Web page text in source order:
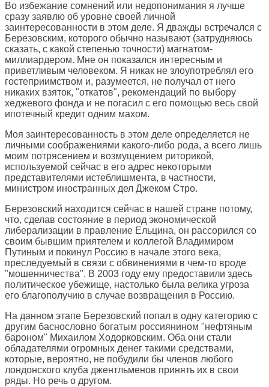
Во избежание сомнений или недопонимания я лучше
сразу заявлю об уровне своей личной
заинтересованности в этом деле. Я дважды встречался с
Березовским, которого обычно называют (затрудняюсь
сказать, с какой степенью точности) магнатом-
миллиардером. Мне он показался интересным и
приветливым человеком. Я никак не злоупотреблял его
гостеприимством и, разумеется, не получал от него
никаких взяток, "откатов", рекомендаций по выбору
хеджевого фонда и не погасил с его помощью весь свой
ипотечный кредит одним махом.
Моя заинтересованность в этом деле определяется не
личными соображениями какого-либо рода, а всего лишь
моим потрясением и возмущением риторикой,
используемой сейчас в его адрес некоторыми
представителями истеблишмента, в частности,
министром иностранных дел Джеком Стро.
Березовский находится сейчас в нашей стране потому,
что, сделав состояние в период экономической
либерализации в правление Ельцина, он рассорился со
своим бывшим приятелем и коллегой Владимиром
Путиным и покинул Россию в начале этого века,
преследуемый в связи с обвинениями в чем-то вроде
"мошенничества". В 2003 году ему предоставили здесь
политическое убежище, настолько была велика угроза
его благополучию в случае возвращения в Россию.
На данном этапе Березовский попал в одну категорию с
другим баснословно богатым россиянином "нефтяным
бароном" Михаилом Ходорковским. Оба они стали
обладателями огромных денег такими средствами,
которые, вероятно, не побудили бы членов любого
лондонского клуба джентльменов принять их в свои
ряды. Но речь о другом.